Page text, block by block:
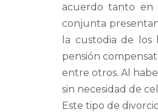
acuerdo tanto en
conjunta
la custodia de los
pensión
entre otros. Al
sin necesidad de
Este tipo de